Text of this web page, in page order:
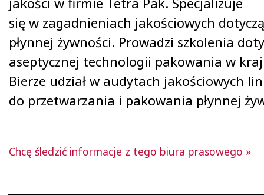
się w zagadnieniach jakościowych
płynnej żywności. Prowadzi szkolenia
aseptycznej technologii pakowania w
Bierze udział w audytach jakościowych
do przetwarzania i pakowania płynnej
Chcę śledzić informacje z tego biura prasowego »